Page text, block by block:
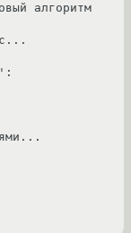
алгоритм